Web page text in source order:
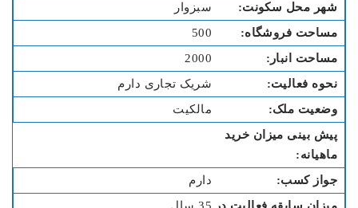
سبزوار
500
2000
شریک تجاری دارم
مالکیت
دارم